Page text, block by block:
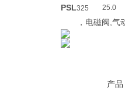
PSL325 25.0
，电磁阀,气动
产品